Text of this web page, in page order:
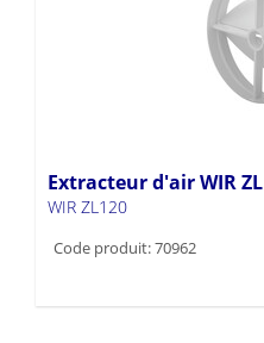
Extracteur d'air WIR ZL
WIR ZL120
Code produit: 70962